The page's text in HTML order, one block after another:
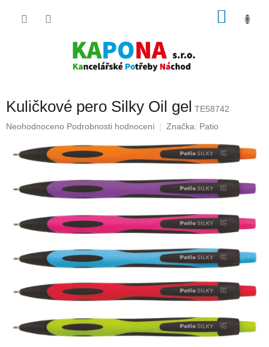
Kuličkové pero Silky Oil gel TE58742
Průměrné
produktu
Neohodnoceno Podrobnosti hodnocení Značka: Patio